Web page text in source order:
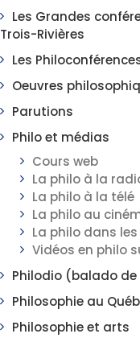
Les Grandes
Trois-Rivières
Les
Oeuvres
Parutions
Philo et médias
Cours web
La philo à la
La philo à la télé
La philo au
La philo dans
Vidéos en philo
Philodio (balado de
Philosophie au
Philosophie et arts